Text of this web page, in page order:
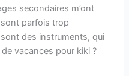
secondaires m’ont
parfois trop
des instruments, qui
vacances pour kiki ?